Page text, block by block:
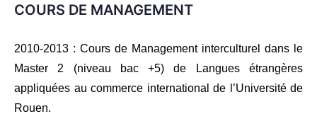
COURS DE MANAGEMENT
2010-2013 : Cours de Management interculturel dans le
Master 2 (niveau bac +5) de Langues étrangères
appliquées au commerce international de l’Université de
Rouen.